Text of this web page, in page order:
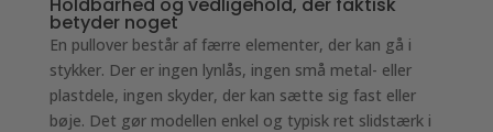
betyder noget
En pullover består af færre elementer, der kan gå i
stykker. Der er ingen lynlås, ingen små metal- eller
plastdele, ingen skyder, der kan sætte sig fast eller
bøje. Det gør modellen enkel og typisk ret slidstærk i